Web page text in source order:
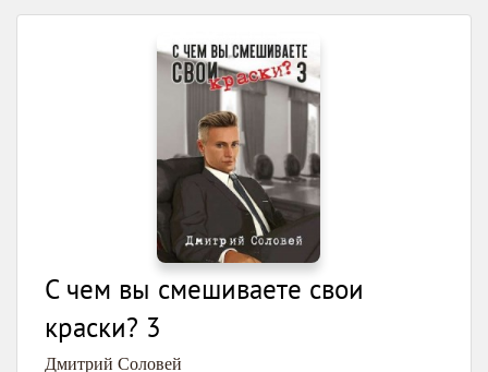
С чем вы смешиваете свои
краски? 3
Дмитрий Соловей